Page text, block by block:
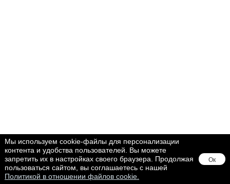
Мы используем cookie-файлы для персонализации
контента и удобства пользователей. Вы можете
запретить их в настройках своего браузера. Продолжая
пользоваться сайтом, вы соглашаетесь с нашей
Политикой в отношении файлов cookie.
Ок